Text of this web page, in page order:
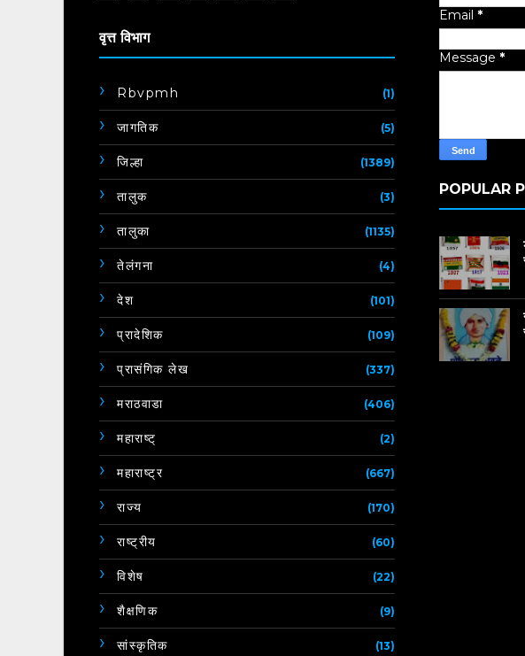
वृत्त विभाग
Rbvpmh (1)
जागतिक (5)
जिल्हा (1389)
तालुक (3)
तालुका (1135)
तेलंगना (4)
देश (101)
प्रादेशिक (109)
प्रासंगिक लेख (337)
मराठवाडा (406)
महाराष्ट् (2)
महाराष्ट्र (667)
राज्य (170)
राष्ट्रीय (60)
विशेष (22)
शैक्षणिक (9)
सांस्कृतिक (13)
Email *
Message *
POPULAR